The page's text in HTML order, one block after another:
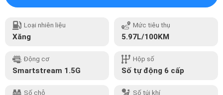
Loại nhiên liệu
Xăng
Mức tiêu thụ
5.97L/100KM
Động cơ
Smartstream 1.5G
Hộp số
Số tự động 6 cấp
Số chỗ Số túi khí